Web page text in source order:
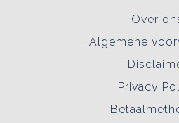
Over
Algemene
Privacy